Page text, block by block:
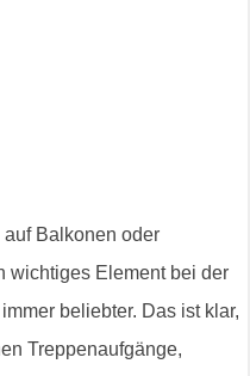
Balkonen oder
wichtiges Element bei der
beliebter. Das ist klar,
Treppenaufgänge,